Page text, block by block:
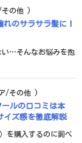
その他 )
のサラサラ髪に！
い…そんなお悩みを抱
/その他 )
ールの口コミは本
イズ感を徹底解説
を購入するのに調べ